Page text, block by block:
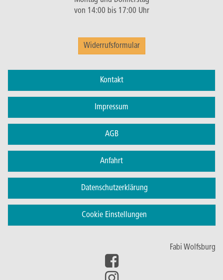
von 14:00 bis 17:00 Uhr
Widerrufsformular
Kontakt
Impressum
AGB
Anfahrt
Datenschutzerklärung
Cookie Einstellungen
Fabi Wolfsburg